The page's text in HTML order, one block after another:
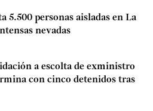
5.500 personas aisladas en La
nevadas
a escolta de exministro
con cinco detenidos tras